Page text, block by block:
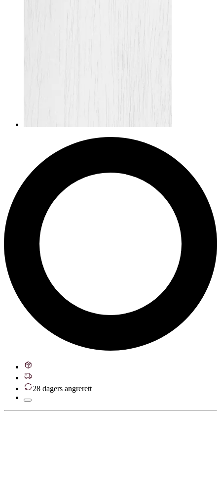
28 dagers angrerett